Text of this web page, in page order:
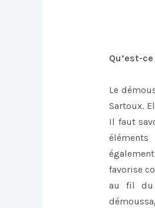
Qu’est-
Le
Sartoux.
Il faut
favorise
au fil du